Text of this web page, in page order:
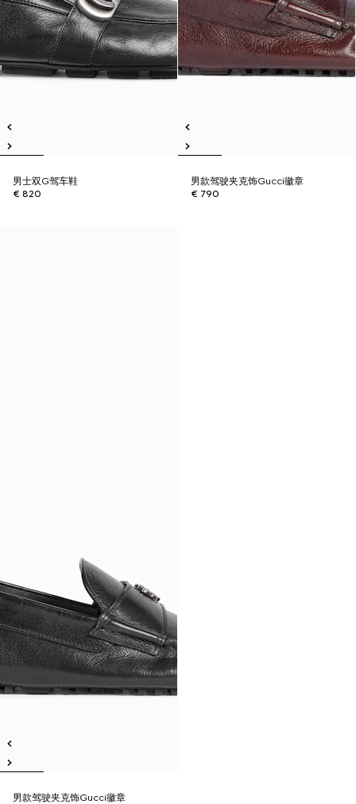
男士双G驾车鞋
€ 820
男款驾驶夹克饰Gucci徽章
€ 790
男款驾驶夹克饰Gucci徽章